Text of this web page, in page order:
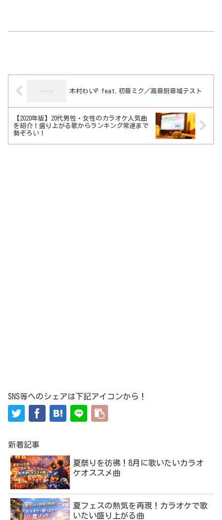
木村わいP feat.初音ミク／高音厨音域テスト
【2020年版】20代男性・女性のカラオケ人気曲
を紹介！盛り上がる歌からランキング常連まで
勢ぞろい！
SNS等へのシェアは下記アイコンから！
新着記事
夏祭りを彷彿！8月に歌いたいカラオ
ケオススメ曲
夏フェスの熱気を再現！カラオケで歌
いたい盛り上がる曲